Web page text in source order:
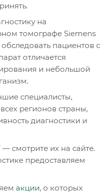
на
томографе Siemens
пациентов с
отличается
и небольшой
специалисты,
регионов страны,
диагностики и
— смотрите их на сайте.
предоставляем
акции, о которых